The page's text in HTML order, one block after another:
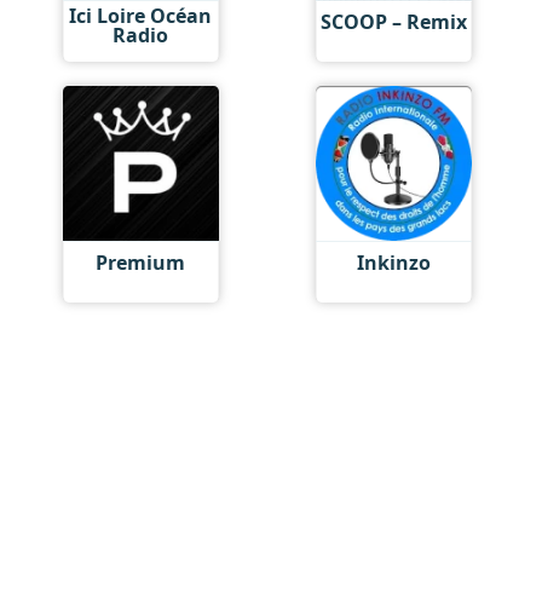
Ici Loire Océan
Radio SCOOP – Remix
Premium Inkinzo